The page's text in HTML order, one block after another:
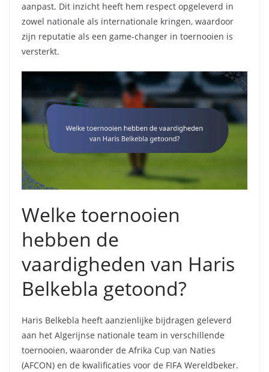
aanpast. Dit inzicht heeft hem respect opgeleverd in
zowel nationale als internationale kringen, waardoor
zijn reputatie als een game-changer in toernooien is
versterkt.
Welke toernooien
hebben de
vaardigheden van Haris
Belkebla getoond?
Haris Belkebla heeft aanzienlijke bijdragen geleverd
aan het Algerijnse nationale team in verschillende
toernooien, waaronder de Afrika Cup van Naties
(AFCON) en de kwalificaties voor de FIFA Wereldbeker.